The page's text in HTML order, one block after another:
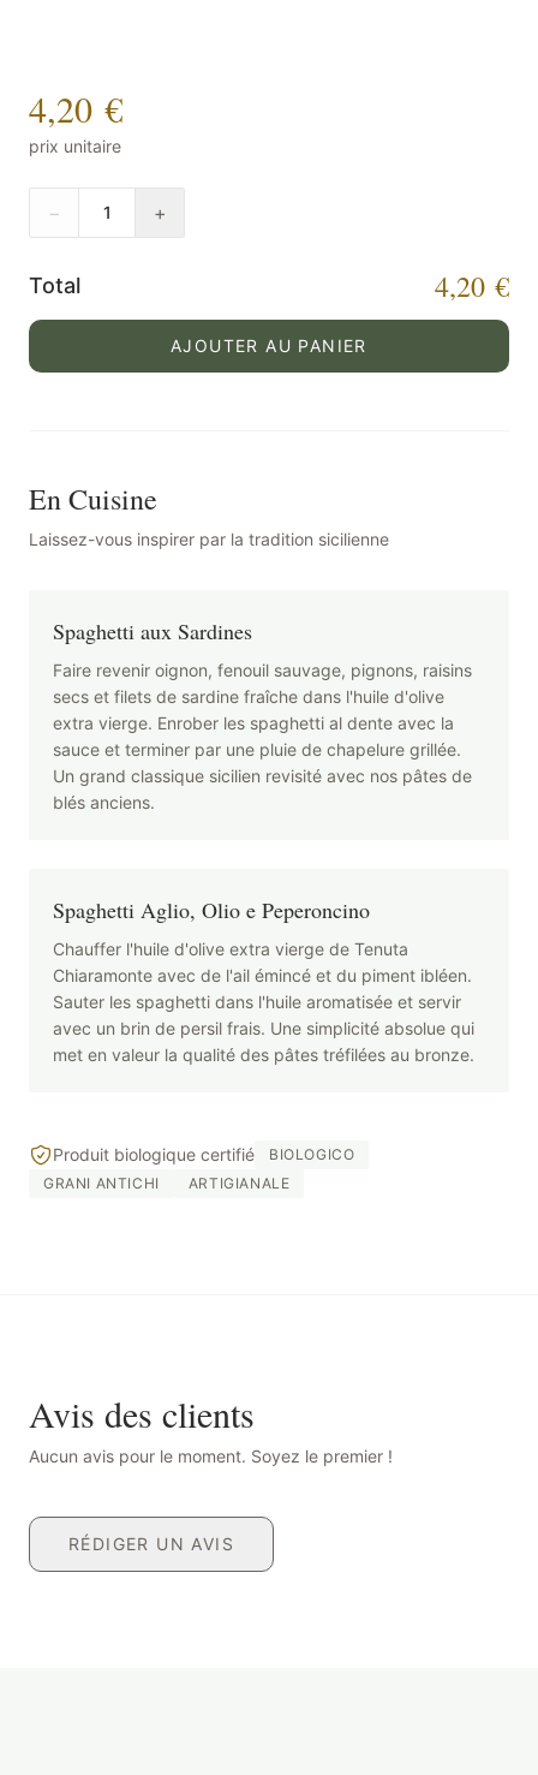
4,20 €
prix unitaire
− 1 +
Total 4,20 €
AJOUTER AU PANIER
En Cuisine
Laissez-vous inspirer par la tradition sicilienne
Spaghetti aux Sardines
Faire revenir oignon, fenouil sauvage, pignons, raisins
secs et filets de sardine fraîche dans l'huile d'olive
extra vierge. Enrober les spaghetti al dente avec la
sauce et terminer par une pluie de chapelure grillée.
Un grand classique sicilien revisité avec nos pâtes de
blés anciens.
Spaghetti Aglio, Olio e Peperoncino
Chauffer l'huile d'olive extra vierge de Tenuta
Chiaramonte avec de l'ail émincé et du piment ibléen.
Sauter les spaghetti dans l'huile aromatisée et servir
avec un brin de persil frais. Une simplicité absolue qui
met en valeur la qualité des pâtes tréfilées au bronze.
Produit biologique certifié
BIOLOGICO
GRANI ANTICHI
ARTIGIANALE
Avis des clients
Aucun avis pour le moment. Soyez le premier !
RÉDIGER UN AVIS